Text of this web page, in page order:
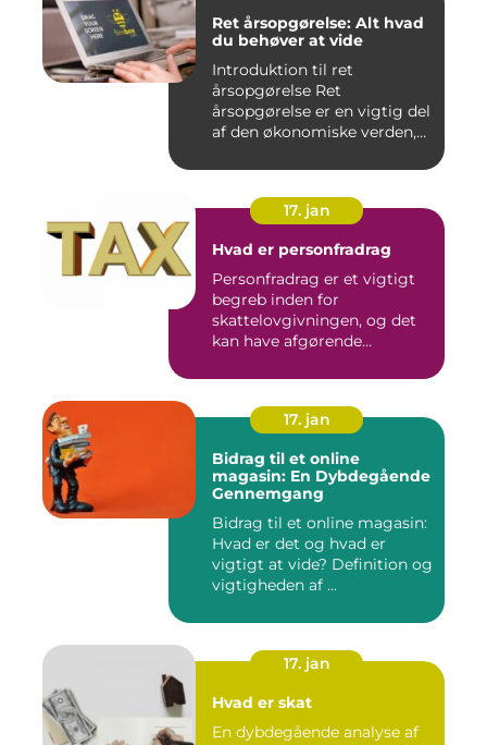
Ret årsopgørelse: Alt hvad
du behøver at vide
Introduktion til ret
årsopgørelse Ret
årsopgørelse er en vigtig del
af den økonomiske verden,
17. jan
Hvad er personfradrag
Personfradrag er et vigtigt
begreb inden for
skattelovgivningen, og det
kan have afgørende
17. jan
Bidrag til et online
magasin: En Dybdegående
Gennemgang
Bidrag til et online magasin:
Hvad er det og hvad er
vigtigt at vide? Definition og
vigtigheden af ...
17. jan
Hvad er skat
En dybdegående analyse af